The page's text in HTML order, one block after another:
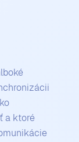
a ktoré